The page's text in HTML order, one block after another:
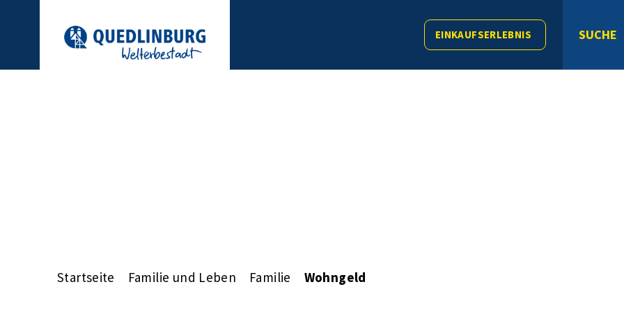
EINKAUFSERLEBNIS SUCHE
Startseite Familie und Leben Familie Wohngeld